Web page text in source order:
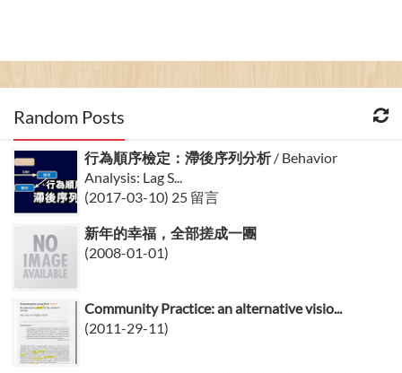
Random Posts
行為順序檢定：滯後序列分析/ Behavior
Analysis: Lag S...
(2017-03-10) 25 留言
新年的幸福，全部搓成一團
(2008-01-01)
Community Practice: an alternative visio...
(2011-29-11)